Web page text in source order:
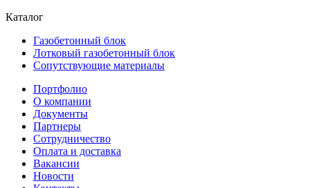
Каталог
Газобетонный блок
Лотковый газобетонный блок
Сопутствующие материалы
Портфолио
О компании
Документы
Партнеры
Сотрудничество
Оплата и доставка
Вакансии
Новости